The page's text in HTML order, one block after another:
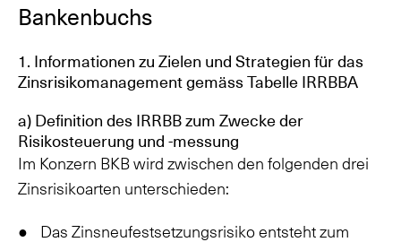
Bankenbuchs
1. Informationen zu Zielen und Strategien für das
Zinsrisikomanagement gemäss Tabelle IRRBBA
a) Definition des IRRBB zum Zwecke der
Risikosteuerung und -messung
Im Konzern BKB wird zwischen den folgenden drei
Zinsrisikoarten unterschieden:
Das Zinsneufestsetzungsrisiko entsteht zum